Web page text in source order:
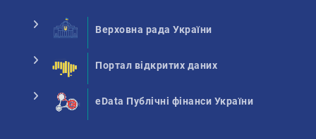
Верховна рада України
Портал відкритих даних
eData Публічні фінанси України